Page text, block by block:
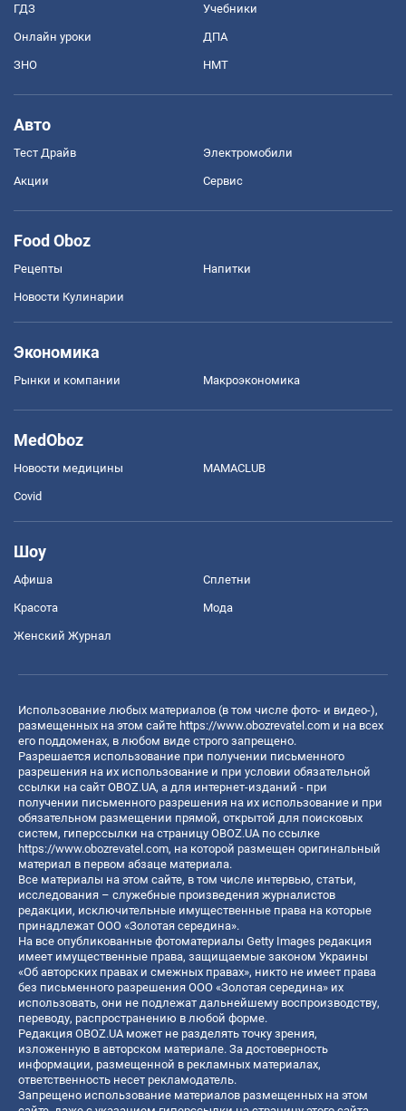
ГДЗ Учебники
Онлайн уроки ДПА
ЗНО НМТ
Авто
Тест Драйв Электромобили
Акции Сервис
Food Oboz
Рецепты Напитки
Новости Кулинарии
Экономика
Рынки и компании Mакроэкономика
MedOboz
Новости медицины MAMACLUB
Covid
Шоу
Афиша Сплетни
Красота Мода
Женский Журнал
Использование любых материалов (в том числе фото- и видео-),
размещенных на этом сайте https://www.obozrevatel.com и на всех
его поддоменах, в любом виде строго запрещено.
Разрешается использование при получении письменного
разрешения на их использование и при условии обязательной
ссылки на сайт OBOZ.UA, а для интернет-изданий - при
получении письменного разрешения на их использование и при
обязательном размещении прямой, открытой для поисковых
систем, гиперссылки на страницу OBOZ.UA по ссылке
https://www.obozrevatel.com, на которой размещен оригинальный
материал в первом абзаце материала.
Все материалы на этом сайте, в том числе интервью, статьи,
исследования – служебные произведения журналистов
редакции, исключительные имущественные права на которые
принадлежат ООО «Золотая середина».
На все опубликованные фотоматериалы Getty Images редакция
имеет имущественные права, защищаемые законом Украины
«Об авторских правах и смежных правах», никто не имеет права
без письменного разрешения ООО «Золотая середина» их
использовать, они не подлежат дальнейшему воспроизводству,
переводу, распространению в любой форме.
Редакция OBOZ.UA может не разделять точку зрения,
изложенную в авторском материале. За достоверность
информации, размещенной в рекламных материалах,
ответственность несет рекламодатель.
Запрещено использование материалов размещенных на этом